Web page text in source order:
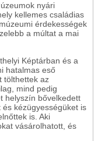
nyári
kellemes családias
érdekességek
a múltat a mai
Képtárban és a
hatalmas eső
tölthettek az
mind pedig
helyszín bővelkedett
kézügyességüket is
is. Aki
vásárolhatott, és